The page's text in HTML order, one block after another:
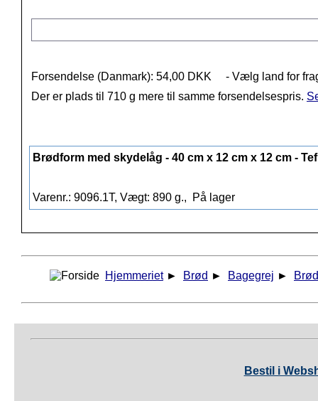
Forsendelse (Danmark): 54,00 DKK
- Vælg land for
Der er plads til 710 g mere til samme forsendelsespris.
Brødform med skydelåg - 40 cm x 12 cm x 12 cm -
Varenr.: 9096.1T, Vægt: 890 g., På lager
Hjemmeriet ► Brød ► Bagegrej ►
Bestil i